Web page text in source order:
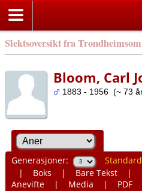
Slektsoversikt fra
Bloom, Carl
1883 - 1956 (~ 73
Generasjoner: Standard
| Boks | Bare Tekst|
Anevifte| Media | PDF